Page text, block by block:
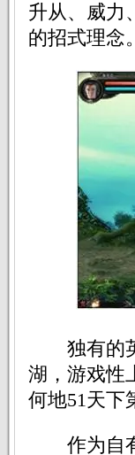
升从、威力
的招式理念。
独有的英
湖，游戏性
何地51天下
作为自有